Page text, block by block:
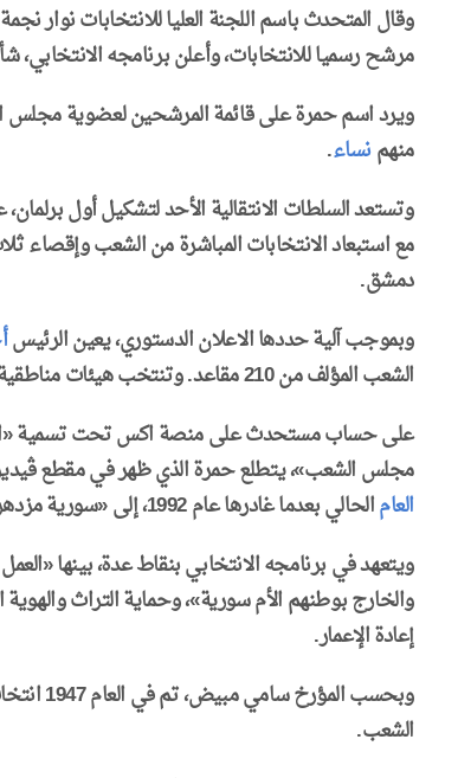
وقال المتحدث باسم اللجنة العليا للانتخابات نوار
مرشح رسميا للانتخابات، وأعلن برنامجه
منهمنساء.
وتستعد السلطات الانتقالية الأحد لتشكيل أول
مع استبعاد الانتخابات المباشرة من الشعب
دمشق.
وبموجب آلية حددها الاعلان الدستوري، يعين الرئيس
الشعب المؤلف من 210 مقاعد. وتنتخب هيئات مناطقية عينها الشرع ثلثي الأعضاء المتبقين.
على حساب مستحدث على منصة اكس تحت تسمية
مجلس الشعب»، يتطلع حمرة الذي ظهر في مقطع
العامالحالي بعدما غادرها عام 1992، إلى «سورية مزدهرة ومتسامحة وعادلة».
ويتعهد في برنامجه الانتخابي بنقاط عدة، بينها
والخارج بوطنهم الأم سورية»، وحماية التراث والهوية
إعادة الإعمار.
وبحسب
الشعب.